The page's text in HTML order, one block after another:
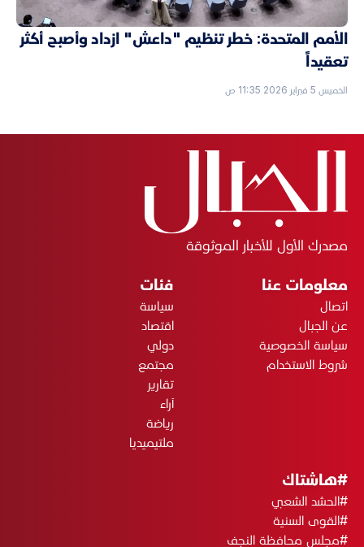
الأمم المتحدة: خطر تنظيم "داعش" ازداد وأصبح أكثر
تعقيداً
الخميس 5 فبراير 2026 11:35 ص
مصدرك الأول للأخبار الموثوقة
معلومات عنا
اتصال
عن الجبال
سياسة الخصوصية
شروط الاستخدام
فئات
سياسة
اقتصاد
دولي
مجتمع
تقارير
آراء
رياضة
ملتيميديا
#هاشتاك
#الحشد الشعبي
#القوى السنية
#مجلس محافظة النجف